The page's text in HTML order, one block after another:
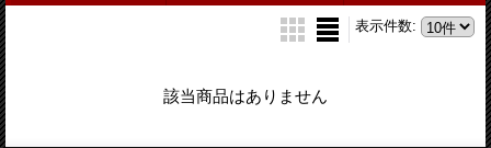
表示件数:
該当商品はありません